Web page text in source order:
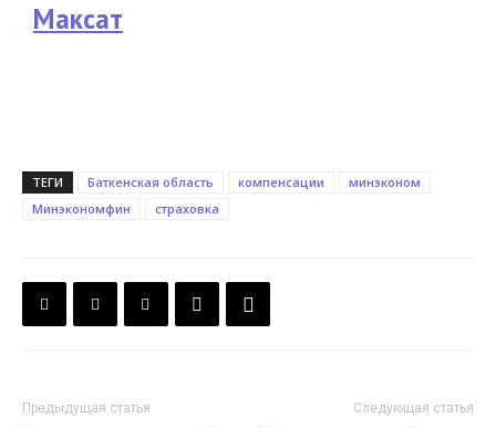
Максат
ТЕГИ Баткенская область компенсации
минэконом
Минэкономфин
страховка
Предыдущая статья Следующая статья